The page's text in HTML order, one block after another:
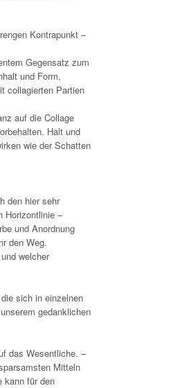
Kontrapunkt –
Gegensatz zum
und Form,
collagierten Partien
auf die Collage
Halt und
wie der Schatten
den hier sehr
Horizontlinie –
und Anordnung
den Weg.
welcher
sich in einzelnen
gedanklichen
das Wesentliche. –
Mitteln
kann für den